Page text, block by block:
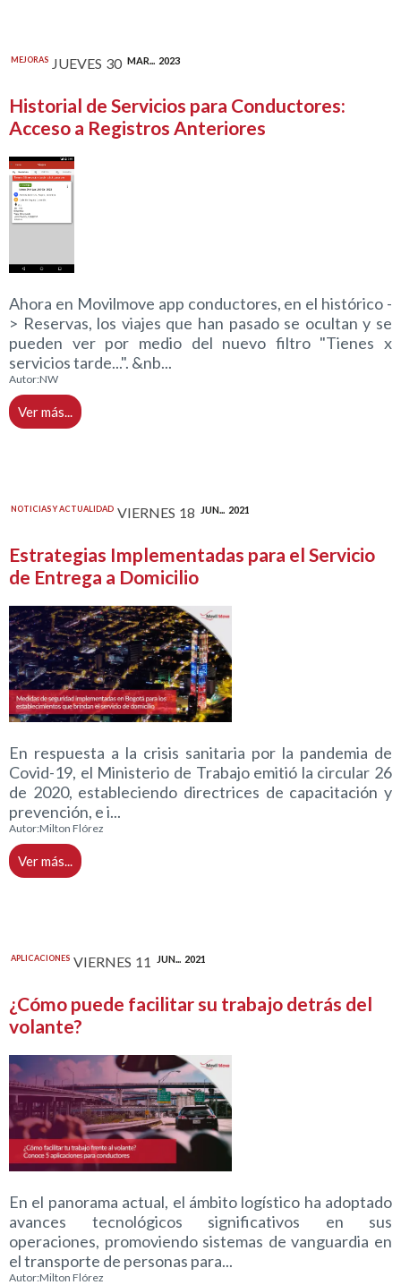
MEJORAS JUEVES 30 MAR... 2023
Historial de Servicios para Conductores:
Acceso a Registros Anteriores
Ahora en Movilmove app conductores, en el histórico -
> Reservas, los viajes que han pasado se ocultan y se
pueden ver por medio del nuevo filtro "Tienes x
servicios tarde...". &nb...
Autor:NW
Ver más...
NOTICIAS Y ACTUALIDAD VIERNES 18 JUN... 2021
Estrategias Implementadas para el Servicio
de Entrega a Domicilio
En respuesta a la crisis sanitaria por la pandemia de
Covid-19, el Ministerio de Trabajo emitió la circular 26
de 2020, estableciendo directrices de capacitación y
prevención, e i...
Autor:Milton Flórez
Ver más...
APLICACIONES VIERNES 11 JUN... 2021
¿Cómo puede facilitar su trabajo detrás del
volante?
En el panorama actual, el ámbito logístico ha adoptado
avances tecnológicos significativos en sus
operaciones, promoviendo sistemas de vanguardia en
el transporte de personas para...
Autor:Milton Flórez